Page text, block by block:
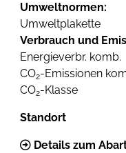
Umweltnormen:
Umweltplakette
Verbrauch und
Energieverbr. komb.
CO2-Emissionen
CO2-Klasse
Standort
Details zum